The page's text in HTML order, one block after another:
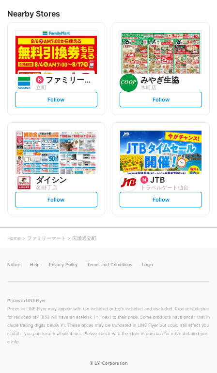
Nearby Stores
ファミリーマート
立町
s
l
o
w
Follow
みやぎ生協
木町店
s
l
w
Follow
ダイシン
名掛丁店
s
l
o
Follow
JTB
トラベルゲート仙台
s
l
Follow
Home ファミリーマート 広瀬通立町
Notice Help Privacy Policy Terms and Conditions Login
Prices in LINE Flyer
Prices in LINE Flyer may appear with tax included or both included and excluded. Products eligible
for reduced tax (8%) will have an asterisk (＊) next to their price. Some products have prices that in
clude trailing digits below ¥1. These prices may be truncated in LINE Flyer but could still affect you
r total if you purchase multiple items. Please check with the store in question for more detailed pric
e info.
© LY Corporation